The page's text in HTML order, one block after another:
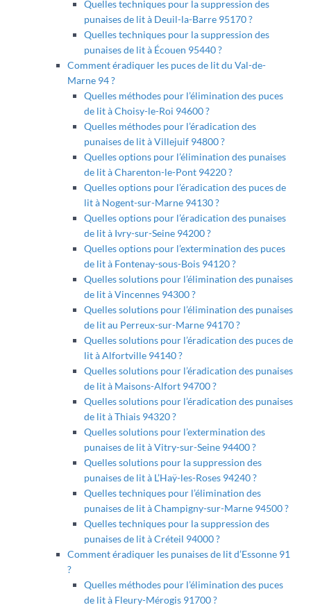
Quelles techniques pour la suppression des
punaises de lit à Deuil-la-Barre 95170 ?
Quelles techniques pour la suppression des
punaises de lit à Écouen 95440 ?
Comment éradiquer les puces de lit du Val-de-
Marne 94 ?
Quelles méthodes pour l’élimination des puces
de lit à Choisy-le-Roi 94600 ?
Quelles méthodes pour l’éradication des
punaises de lit à Villejuif 94800 ?
Quelles options pour l’élimination des punaises
de lit à Charenton-le-Pont 94220 ?
Quelles options pour l’éradication des puces de
lit à Nogent-sur-Marne 94130 ?
Quelles options pour l’éradication des punaises
de lit à Ivry-sur-Seine 94200 ?
Quelles options pour l’extermination des puces
de lit à Fontenay-sous-Bois 94120 ?
Quelles solutions pour l’élimination des punaises
de lit à Vincennes 94300 ?
Quelles solutions pour l’élimination des punaises
de lit au Perreux-sur-Marne 94170 ?
Quelles solutions pour l’éradication des puces de
lit à Alfortville 94140 ?
Quelles solutions pour l’éradication des punaises
de lit à Maisons-Alfort 94700 ?
Quelles solutions pour l’éradication des punaises
de lit à Thiais 94320 ?
Quelles solutions pour l’extermination des
punaises de lit à Vitry-sur-Seine 94400 ?
Quelles solutions pour la suppression des
punaises de lit à L’Haÿ-les-Roses 94240 ?
Quelles techniques pour l’élimination des
punaises de lit à Champigny-sur-Marne 94500 ?
Quelles techniques pour la suppression des
punaises de lit à Créteil 94000 ?
Comment éradiquer les punaises de lit d’Essonne 91
?
Quelles méthodes pour l’élimination des puces
de lit à Fleury-Mérogis 91700 ?